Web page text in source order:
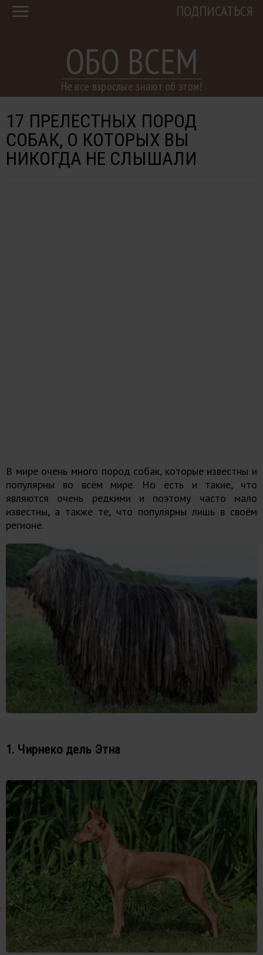
ОБО ВСЕМ
Не все взрослые знают об этом!
ПОДПИСАТЬСЯ
17 ПРЕЛЕСТНЫХ ПОРОД
СОБАК, О КОТОРЫХ ВЫ
НИКОГДА НЕ СЛЫШАЛИ
В мире очень много пород собак, которые известны и
популярны во всём мире. Но есть и такие, что
являются очень редкими и поэтому часто мало
известны, а также те, что популярны лишь в своём
регионе.
1. Чирнеко дель Этна